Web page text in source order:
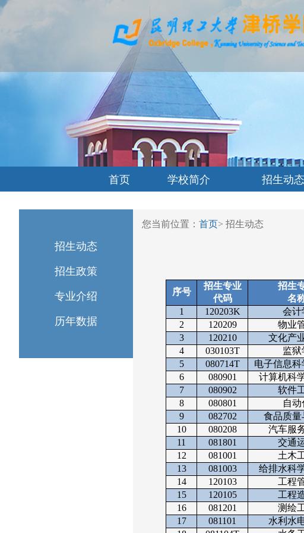
首页 学校简介 招生动态
招生动态
招生政策
专业介绍
历年数据
您当前位置： 首页> 招生动态
序号
招生专业
代码
招生
名
1
120203K 会计
2
120209 物业
3
120210 文化产
4
030103T 监狱
5
080714T 电子信息
6
080901 计算机科
7
080902 软件
8
080801 自动
9
082702 食品质量
10
080208 汽车服
11
081801 交通
12
081001 土木
13
081003 给排水科
14
120103 工程
15
120105 工程
16
081201 测绘
17
081101 水利水